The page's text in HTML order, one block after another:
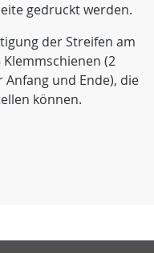
gedruckt werden.
der Streifen am
(2
und Ende), die
können.